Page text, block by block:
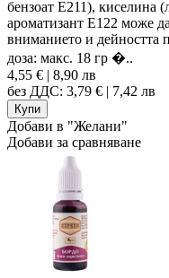
бензоат E211), киселина
ароматизант Е122 може
вниманието и дейността
доза: макс. 18 гр �..
4,55 € | 8,90 лв
без ДДС: 3,79 € | 7,42 лв
Добави в "Желани"
Добави за сравняване